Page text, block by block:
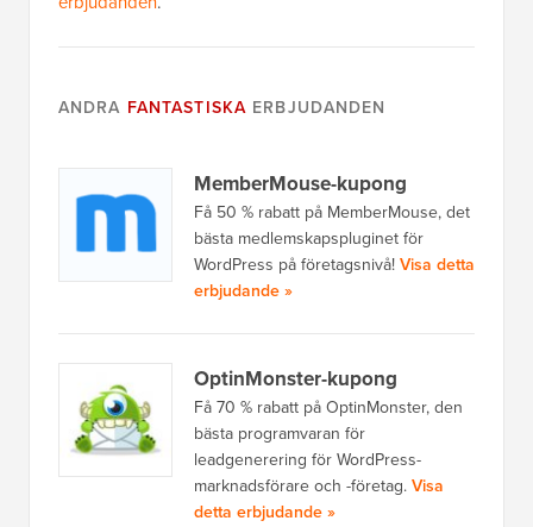
ANDRA FANTASTISKA ERBJUDANDEN
MemberMouse-kupong
Få 50 % rabatt på MemberMouse, det
bästa medlemskapspluginet för
WordPress på företagsnivå!Visa detta
erbjudande »
OptinMonster-kupong
Få 70 % rabatt på OptinMonster, den
bästa programvaran för
leadgenerering för WordPress-
marknadsförare och -företag.Visa
detta erbjudande »